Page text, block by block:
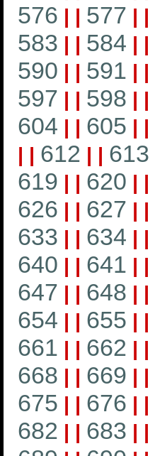
576 | | 577 | |
583 | | 584 | |
590 | | 591 | |
597 | | 598 | |
604 | | 605 | |
| | 612 | | 613
619 | | 620 | |
626 | | 627 | |
633 | | 634 | |
640 | | 641 | |
647 | | 648 | |
654 | | 655 | |
661 | | 662 | |
668 | | 669 | |
675 | | 676 | |
682 | | 683 | |